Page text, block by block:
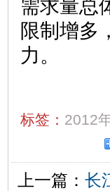
需求量总
限制增多
力。
标签： 2012
上一篇： 长